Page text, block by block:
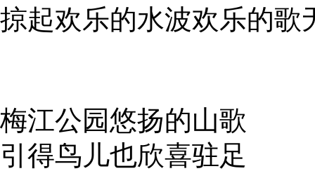
掠起欢乐的水波欢乐的歌
梅江公园悠扬的山歌
引得鸟儿也欣喜驻足